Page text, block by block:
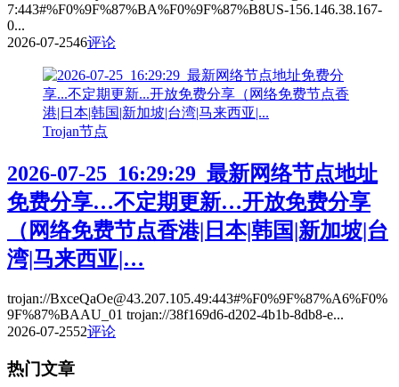
7:443#%F0%9F%87%BA%F0%9F%87%B8US-156.146.38.167-
0...
2026-07-2546评论
Trojan节点
2026-07-25_16:29:29_最新网络节点地址
免费分享…不定期更新…开放免费分享
（网络免费节点香港|日本|韩国|新加坡|台
湾|马来西亚|…
trojan://BxceQaOe@43.207.105.49:443#%F0%9F%87%A6%F0%
9F%87%BAAU_01 trojan://38f169d6-d202-4b1b-8db8-e...
2026-07-2552评论
热门文章